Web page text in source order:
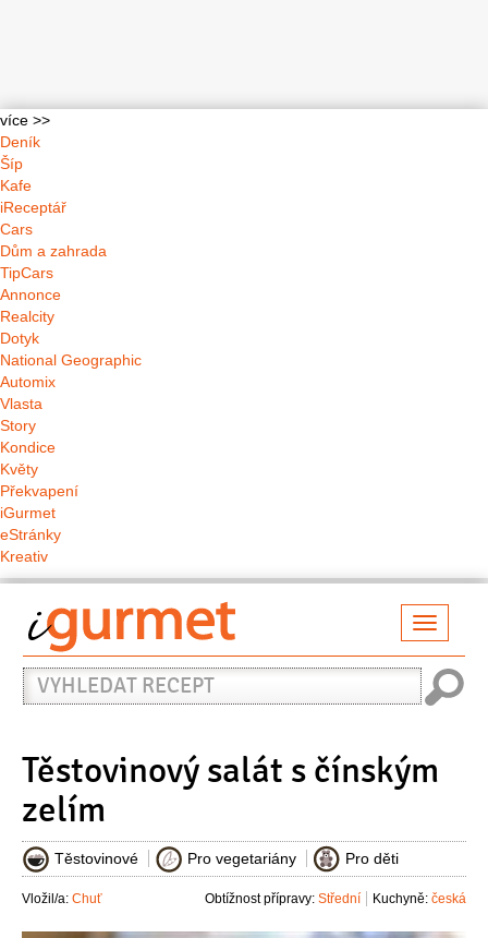
více >>
Deník
Šíp
Kafe
iReceptář
Cars
Dům a zahrada
TipCars
Annonce
Realcity
Dotyk
National Geographic
Automix
Vlasta
Story
Kondice
Květy
Překvapení
iGurmet
eStránky
Kreativ
Vyhledat
recept
Těstovinový salát s čínským
zelím
Těstovinové Pro vegetariány Pro děti
Vložil/a: Chuť Kuchyně: česká
Obtížnost přípravy: Střední